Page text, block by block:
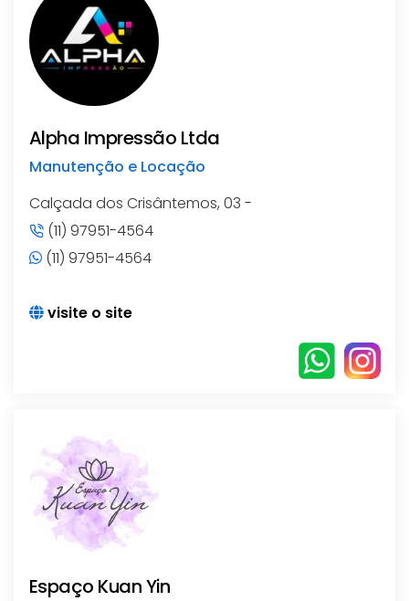
Alpha Impressão Ltda
Manutenção e Locação
Calçada dos Crisântemos, 03 -
(11) 97951-4564
(11) 97951-4564
visite o site
Espaço Kuan Yin